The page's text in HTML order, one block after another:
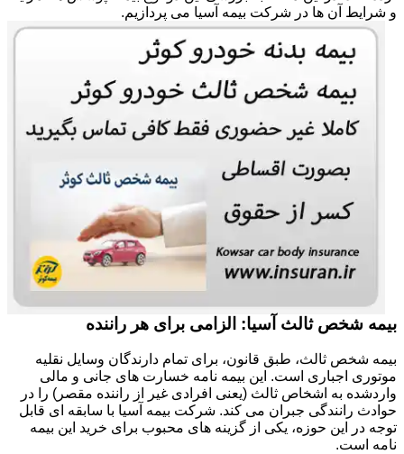
و شرایط آن ها در شرکت بیمه آسیا می پردازیم.
بیمه شخص ثالث آسیا: الزامی برای هر راننده
بیمه شخص ثالث، طبق قانون، برای تمام دارندگان وسایل نقلیه
موتوری اجباری است. این بیمه نامه خسارت های جانی و مالی
واردشده به اشخاص ثالث (یعنی افرادی غیر از راننده مقصر) را در
حوادث رانندگی جبران می کند. شرکت بیمه آسیا با سابقه ای قابل
توجه در این حوزه، یکی از گزینه های محبوب برای خرید این بیمه
نامه است.